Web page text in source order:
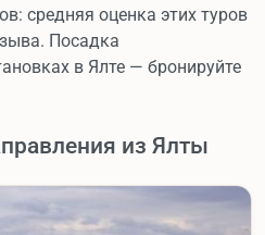
средняя оценка этих туров
Посадка
в Ялте — бронируйте
из Ялты